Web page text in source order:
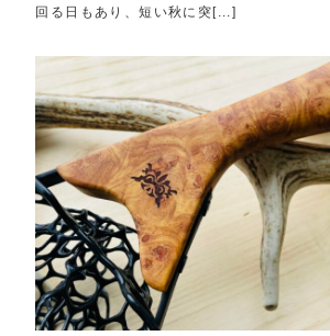
回る日もあり、短い秋に突[...]